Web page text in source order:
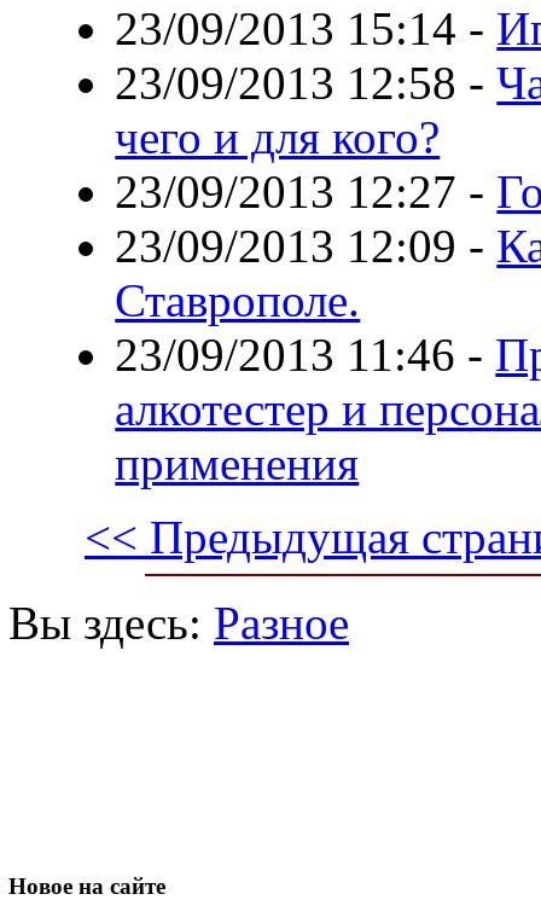
23/09/2013 15:14 -
23/09/2013 12:58 -
чего и для кого?
23/09/2013 12:27 -
23/09/2013 12:09 -
Ставрополе.
23/09/2013 11:46 -
алкотестер и
применения
<< Предыдущая
Вы здесь: Разное
Новое на сайте